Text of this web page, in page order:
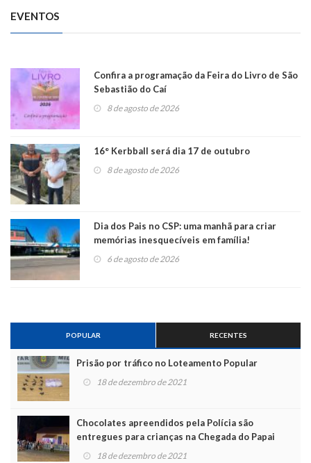
EVENTOS
Confira a programação da Feira do Livro de São
Sebastião do Caí
8 de agosto de 2026
16° Kerbball será dia 17 de outubro
8 de agosto de 2026
Dia dos Pais no CSP: uma manhã para criar
memórias inesquecíveis em família!
6 de agosto de 2026
POPULAR RECENTES
Prisão por tráfico no Loteamento Popular
18 de dezembro de 2021
Chocolates apreendidos pela Polícia são
entregues para crianças na Chegada do Papai
Noel 18 de dezembro de 2021